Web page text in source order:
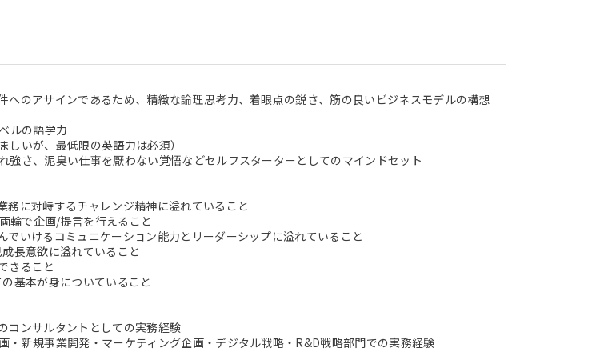
へのアサインであるため、精緻な論理思考力、着眼点の鋭さ、筋の良いビジネスモデルの構想
ルの語学力
しいが、最低限の英語力は必須）
強さ、泥臭い仕事を厭わない覚悟などセルフスターターとしてのマインドセット
務に対峙するチャレンジ精神に溢れていること
輪で企画/提言を行えること
でいけるコミュニケーション能力とリーダーシップに溢れていること
長意欲に溢れていること
きること
基本が身についていること
コンサルタントとしての実務経験
・新規事業開発・マーケティング企画・デジタル戦略・R&D戦略部門での実務経験